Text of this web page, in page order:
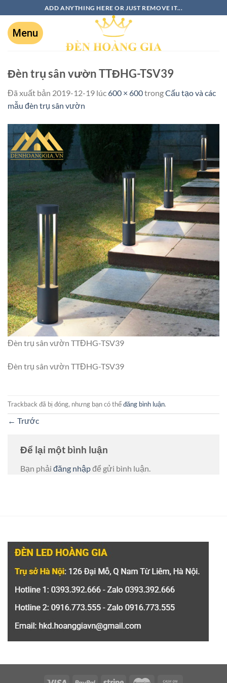
ADD ANYTHING HERE OR JUST REMOVE IT...
Đèn trụ sân vườn TTĐHG-TSV39
Đã xuất bản 2019-12-19 lúc600 × 600trongCấu tạo và các
mẫu đèn trụ sân vườn
Đèn trụ sân vườn TTĐHG-TSV39
Đèn trụ sân vườn TTĐHG-TSV39
Trackback đã bị đóng, nhưng bạn có thểđăng bình luận.
← Trước
Để lại một bình luận
Bạn phải đăng nhậpđể gửi bình luận.